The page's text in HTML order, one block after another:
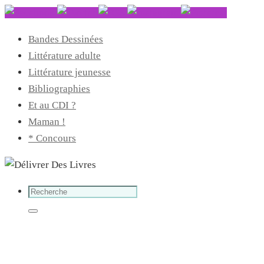
Bandes Dessinées
Littérature adulte
Littérature jeunesse
Bibliographies
Et au CDI ?
Maman !
* Concours
Search
for:
Search